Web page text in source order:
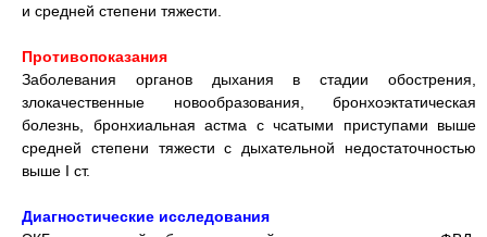
и средней степени тяжести.
Противопоказания
Заболевания органов дыхания в стадии обострения,
злокачественные новообразования, бронхоэктатическая
болезнь, бронхиальная астма с чсатыми приступами выше
средней степени тяжести с дыхательной недостаточностью
выше I ст.
Диагностические исследования